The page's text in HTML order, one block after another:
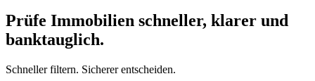
Prüfe Immobilien schneller, klarer und
banktauglich.
Schneller filtern. Sicherer entscheiden.